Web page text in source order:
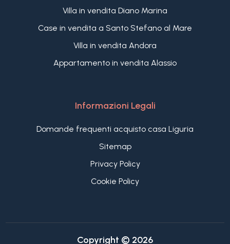
Villa in vendita Diano Marina
Case in vendita a Santo Stefano al Mare
Villa in vendita Andora
Appartamento in vendita Alassio
Informazioni Legali
Domande frequenti acquisto casa Liguria
Sitemap
Privacy Policy
Cookie Policy
Copyright © 2026